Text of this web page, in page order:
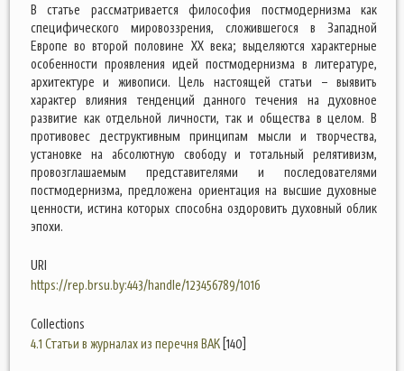
В статье рассматривается философия постмодернизма как
специфического мировоззрения, сложившегося в Западной
Европе во второй половине XX века; выделяются характерные
особенности проявления идей постмодернизма в литературе,
архитектуре и живописи. Цель настоящей статьи – выявить
характер влияния тенденций данного течения на духовное
развитие как отдельной личности, так и общества в целом. В
противовес деструктивным принципам мысли и творчества,
установке на абсолютную свободу и тотальный релятивизм,
провозглашаемым представителями и последователями
постмодернизма, предложена ориентация на высшие духовные
ценности, истина которых способна оздоровить духовный облик
эпохи.
URI
https://rep.brsu.by:443/handle/123456789/1016
Collections
4.1 Статьи в журналах из перечня ВАК [140]